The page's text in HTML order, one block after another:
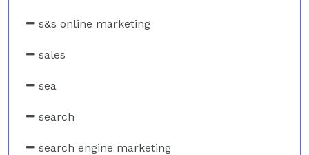
s&s online marketing
sales
sea
search
search engine marketing